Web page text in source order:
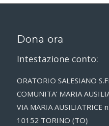
Dona ora
Intestazione conto:
ORATORIO SALESIANO
COMUNITA’ MARIA
VIA MARIA AUSILIATRICE
10152 TORINO (TO)